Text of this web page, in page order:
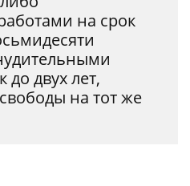
на срок
до двух лет,
на тот же